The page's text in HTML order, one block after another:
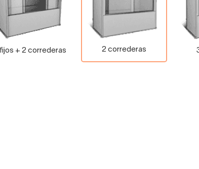
+ 2 correderas 2 correderas